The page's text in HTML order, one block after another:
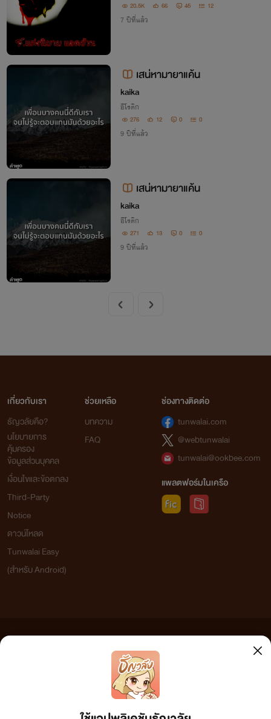
20.5K 66 45 12
7 ปีที่แล้ว
เสน่หามายาแค้น
kaika
อีโรติก
276 12 0 0
9 ปีที่แล้ว
เสน่หามายาแค้น
kaika
อีโรติก
271 13 0 0
9 ปีที่แล้ว
เกี่ยวกับเรา
ธัญวลัยคือ?
นโยบายการ
คุ้มครอง
ข้อมูลส่วนบุคคล
เงื่อนไขและข้อตกลง
Third-Party
Notice
ดาวน์โหลด
Tunwalai Easy
(สำหรับ Android)
ช่วยเหลือ
บทความ
FAQ
ช่องทางติดต่อ
tunwalai.com
@webtunwalai
tunwalai@ookbee.com
แพลตฟอร์มในเครือ
เว็บไซต์แห่งนี้ไม่ได้เห็นด้วยและไม่ขอรับผิดชอบต่อข้อความใดๆ ทั้งสิ้น ดังนั้นผู้อ่านทุกท่านโปรดใช้
วิจารณญาณในการกลั่นกรองด้วยตนเอง และหากท่านพบข้อความใดๆ ที่ขัดต่อกฎหมายและศีลธรรม
กรุณาแจ้งมาที่ tunwalai@ookbee.com เพื่อทีมงานจะได้ดำเนินการในทันที ทั้งนี้ ทางเว็บไซต์ขอสงวน
ลิขสิทธิ์ตามพระราชบัญญัติลิขสิทธิ์ (ฉบับเพิ่มเติม) พ.ศ.2558